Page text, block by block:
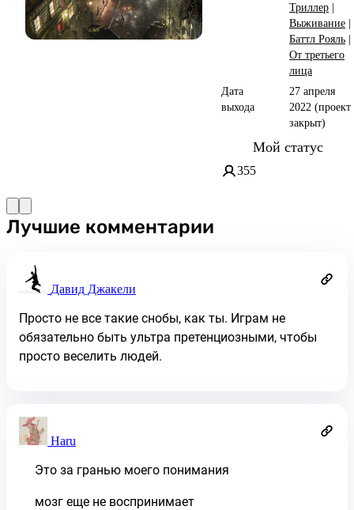
Триллер |
Выживание |
Баттл Рояль |
От третьего
лица
Дата
выхода
27 апреля
2022 (проект
закрыт)
Мой статус
355
Лучшие комментарии
Давид Джакели
Просто не все такие снобы, как ты. Играм не
обязательно быть ультра претенциозными, чтобы
просто веселить людей.
Haru
Это за гранью моего понимания
мозг еще не воспринимает